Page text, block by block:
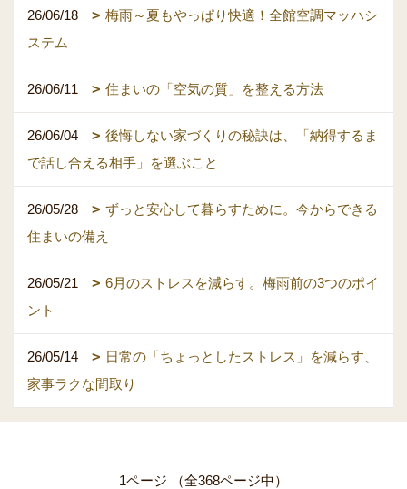
26/06/18
梅雨～夏もやっぱり快適！全館空調マッハシ
ステム
26/06/11 住まいの「空気の質」を整える方法
26/06/04
後悔しない家づくりの秘訣は、「納得するま
で話し合える相手」を選ぶこと
26/05/28
ずっと安心して暮らすために。今からできる
住まいの備え
26/05/21
6月のストレスを減らす。梅雨前の3つのポイ
ント
26/05/14
日常の「ちょっとしたストレス」を減らす、
家事ラクな間取り
1ページ （全368ページ中）